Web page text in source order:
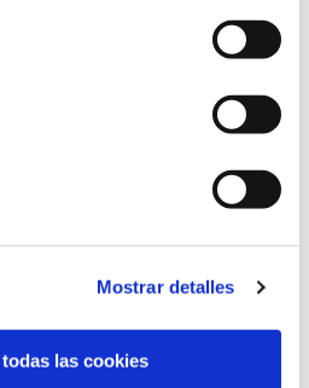
Mostrar detalles
las cookies